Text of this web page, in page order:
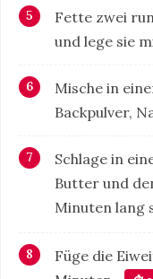
Fette zwei
und lege sie
Mische in
Backpulver,
Schlage in
Butter und
Minuten lang
Füge die